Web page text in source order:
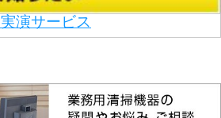
演サービス